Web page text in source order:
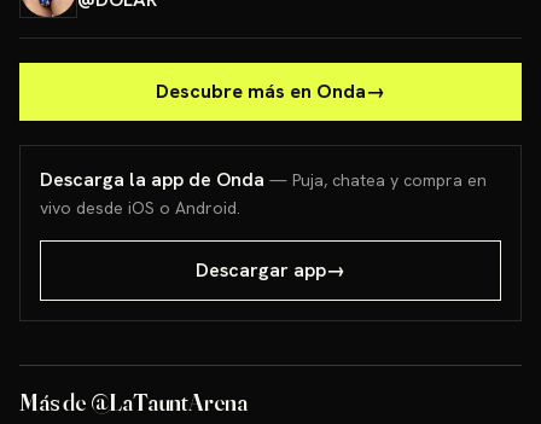
Descubre más en Onda→
Descarga la app de Onda — Puja, chatea y compra en
vivo desde iOS o Android.
Descargar app→
Más de @LaTauntArena
Sorteos: give away 1 +1 más